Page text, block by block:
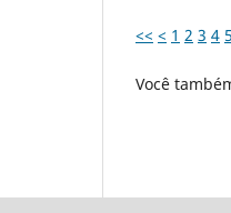
<< < 1 2 3 4 5
Você